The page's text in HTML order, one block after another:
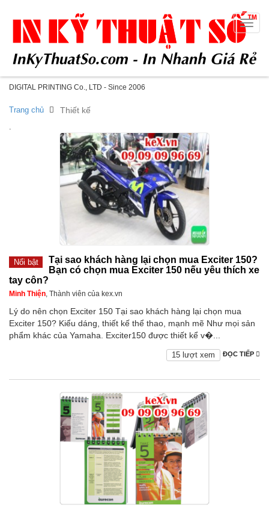
DIGITAL PRINTING Co., LTD - Since 2006
Toggle
Trang chủ Thiết kế
.
Nổi bật
Tại sao khách hàng lại chọn mua Exciter 150?
Bạn có chọn mua Exciter 150 nếu yêu thích xe
tay côn?
Minh Thiện, Thành viên của kex.vn
Lý do nên chọn Exciter 150 Tại sao khách hàng lại chọn mua
Exciter 150? Kiểu dáng, thiết kế thể thao, mạnh mẽ Như mọi sản
phẩm khác của Yamaha. Exciter150 được thiết kể v�...
ĐỌC TIẾP
15 lượt xem